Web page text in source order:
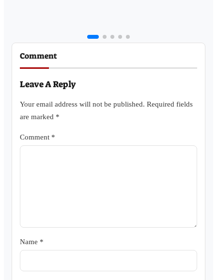
Comment
Leave A Reply
Your email address will not be published. Required fields
are marked *
Comment *
Name *